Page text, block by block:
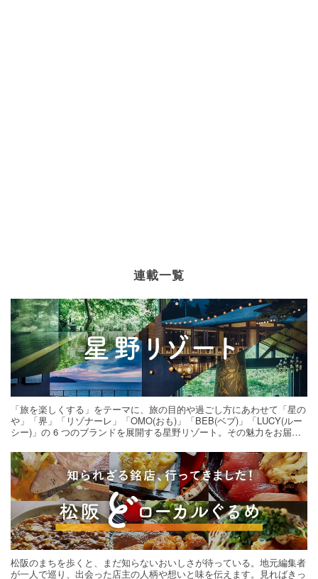
連載一覧
「旅を楽しくする」をテーマに、旅の目的や過ごし方にあわせて「星の
や」「界」「リゾナーレ」「OMO(おも)」「BEB(ベブ)」「LUCY(ルー
シー)」の 6 つのブランドを展開する星野リゾート。その魅力をお届け
松阪のまちを歩くと、まだ知らないおいしさが待っている。地元編集者
が一人で巡り、出会った店主の人柄や想いと味を伝えます。見ればきっ